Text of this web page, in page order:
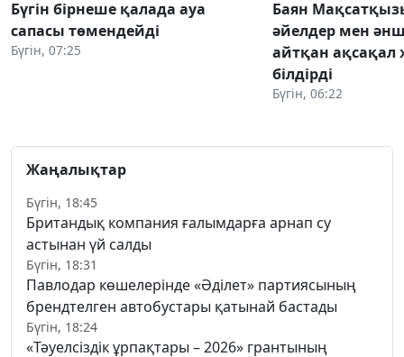
Бүгін бірнеше қалада ауа
сапасы төмендейді
Бүгін, 07:25
Баян
әйелдер мен
айтқан ақсақал
білдірді
Бүгін, 06:22
Жаңалықтар
Бүгін, 18:45
Британдық компания ғалымдарға арнап су
астынан үй салды
Бүгін, 18:31
Павлодар көшелерінде «Әділет» партиясының
брендтелген автобустары қатынай бастады
Бүгін, 18:24
«Тәуелсіздік ұрпақтары – 2026» грантының